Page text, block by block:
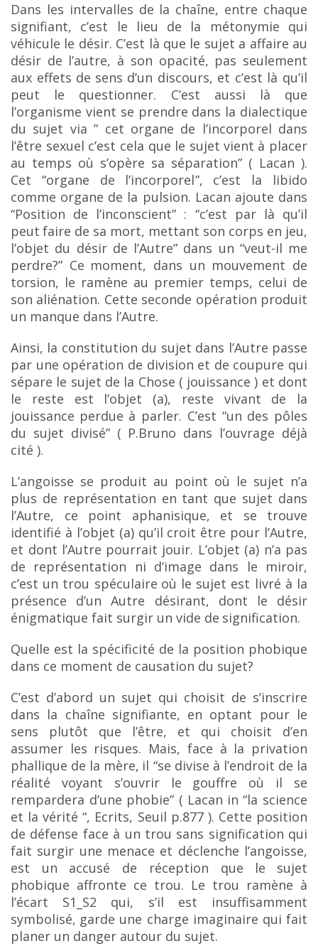
Dans les intervalles de la chaîne, entre chaque
signifiant, c’est le lieu de la métonymie qui
véhicule le désir. C’est là que le sujet a affaire au
désir de l’autre, à son opacité, pas seulement
aux effets de sens d’un discours, et c’est là qu’il
peut le questionner. C’est aussi là que
l’organisme vient se prendre dans la dialectique
du sujet via ” cet organe de l’incorporel dans
l’être sexuel c’est cela que le sujet vient à placer
au temps où s’opère sa séparation” ( Lacan ).
Cet “organe de l’incorporel”, c’est la libido
comme organe de la pulsion. Lacan ajoute dans
“Position de l’inconscient” : “c’est par là qu’il
peut faire de sa mort, mettant son corps en jeu,
l’objet du désir de l’Autre” dans un “veut-il me
perdre?” Ce moment, dans un mouvement de
torsion, le ramène au premier temps, celui de
son aliénation. Cette seconde opération produit
un manque dans l’Autre.
Ainsi, la constitution du sujet dans l’Autre passe
par une opération de division et de coupure qui
sépare le sujet de la Chose ( jouissance ) et dont
le reste est l’objet (a), reste vivant de la
jouissance perdue à parler. C’est “un des pôles
du sujet divisé” ( P.Bruno dans l’ouvrage déjà
cité ).
L’angoisse se produit au point où le sujet n’a
plus de représentation en tant que sujet dans
l’Autre, ce point aphanisique, et se trouve
identifié à l’objet (a) qu’il croit être pour l’Autre,
et dont l’Autre pourrait jouir. L’objet (a) n’a pas
de représentation ni d’image dans le miroir,
c’est un trou spéculaire où le sujet est livré à la
présence d’un Autre désirant, dont le désir
énigmatique fait surgir un vide de signification.
Quelle est la spécificité de la position phobique
dans ce moment de causation du sujet?
C’est d’abord un sujet qui choisit de s’inscrire
dans la chaîne signifiante, en optant pour le
sens plutôt que l’être, et qui choisit d’en
assumer les risques. Mais, face à la privation
phallique de la mère, il “se divise à l’endroit de la
réalité voyant s’ouvrir le gouffre où il se
rempardera d’une phobie” ( Lacan in “la science
et la vérité “, Ecrits, Seuil p.877 ). Cette position
de défense face à un trou sans signification qui
fait surgir une menace et déclenche l’angoisse,
est un accusé de réception que le
sujet
phobique affronte ce trou. Le trou ramène à
l’écart S1_S2 qui, s’il est insuffisamment
symbolisé, garde une charge imaginaire qui fait
planer un danger autour du sujet.